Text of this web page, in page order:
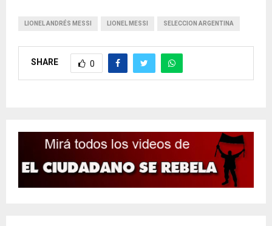
​LIONEL ANDRÉS MESSI LIONEL MESSI SELECCION ARGENTINA
SHARE 0